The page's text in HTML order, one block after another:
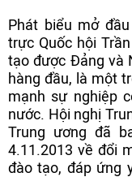
Phát biểu mở
trực Quốc hội
tạo được Đảng và
hàng đầu, là một
mạnh sự nghiệp
nước. Hội nghị
Trung ương đã
4.11.2013 về đổi
đào tạo, đáp ứng